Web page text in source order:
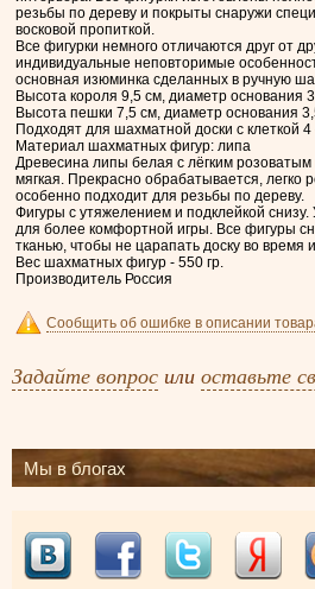
резьбы по дереву и покрыты снаружи
восковой пропиткой.
Все фигурки немного отличаются друг от
индивидуальные неповторимые
основная изюминка сделанных в ручную
Высота короля 9,5 см, диаметр основания
Высота пешки 7,5 см, диаметр основания
Подходят для шахматной доски с клеткой 4
Материал шахматных фигур: липа
Древесина липы белая с лёгким
мягкая. Прекрасно обрабатывается, легко
особенно подходит для резьбы по дереву.
Фигуры с утяжелением и подклейкой
для более комфортной игры. Все фигуры
тканью, чтобы не царапать доску во время
Вес шахматных фигур - 550 гр.
Производитель Россия
Сообщить об ошибке в описании
Задайте вопрос или оставьте
Мы в блогах